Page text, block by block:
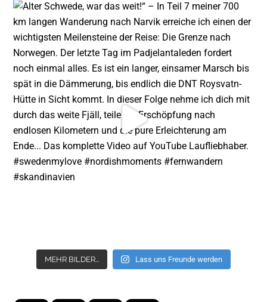
MEHR BILDER... Lass uns Freunde werden